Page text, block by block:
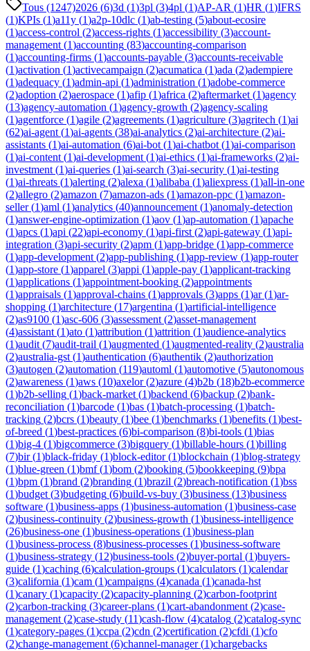
Tous (1247)2026 (6)3d (1)3pl (3)4pl (1)AP-AR (1)HR (1)IFRS
(1)KPIs (1)a11y (1)a2p-10dlc (1)ab-testing (5)about-ecosire
(1)access-control (2)access-rights (1)accessibility (3)account-
management (1)accounting (83)accounting-comparison
(1)accounting-firms (1)accounts-payable (3)accounts-receivable
(1)activation (1)activecampaign (2)acumatica (1)ada (2)adempiere
(1)adequacy (1)admin-api (1)administration (1)adobe-commerce
(2)adoption (2)aerospace (1)afip (1)africa (2)aftermarket (1)agency
(13)agency-automation (1)agency-growth (2)agency-scaling
(1)agentforce (1)agile (2)agreements (1)agriculture (3)agritech (1)ai
(62)ai-agent (1)ai-agents (38)ai-analytics (2)ai-architecture (2)ai-
assistants (1)ai-automation (6)ai-bot (1)ai-chatbot (1)ai-comparison
(1)ai-content (1)ai-development (1)ai-ethics (1)ai-frameworks (2)ai-
investment (1)ai-queries (1)ai-search (3)ai-security (1)ai-testing
(1)ai-threats (1)alerting (2)alexa (1)alibaba (1)aliexpress (1)all-in-one
(2)allegro (2)amazon (7)amazon-ads (1)amazon-ppc (1)amazon-
seller(1)aml (1)analytics (40)announcement (1)anomaly-detection
(1)answer-engine-optimization (1)aov (1)ap-automation (1)apache
(1)apcs (1)api (22)api-economy (1)api-first (2)api-gateway (1)api-
integration (3)api-security (2)apm (1)app-bridge (1)app-commerce
(1)app-development (2)app-publishing (1)app-review (1)app-router
(1)app-store (1)apparel (3)appi (1)apple-pay (1)applicant-tracking
(1)applications (1)appointment-booking (2)appointments
(1)appraisals (1)approval-chains (1)approvals (3)apps (1)ar(1)ar-
shopping (1)architecture (17)argentina (1)artificial-intelligence
(2)as9100 (1)asc-606 (3)assessment (2)asset-management
(4)assistant (1)ato (1)attribution (1)attrition (1)audience-analytics
(1)audit (7)audit-trail (1)augmented (1)augmented-reality (2)australia
(2)australia-gst (1)authentication (6)authentik (2)authorization
(3)autogen (2)automation (119)automl (1)automotive (5)autonomous
(2)awareness (1)aws (10)axelor(2)azure (4)b2b (18)b2b-ecommerce
(1)b2b-selling (1)back-market (1)backend (6)backup (2)bank-
reconciliation (1)barcode (1)bas (1)batch-processing (1)batch-
tracking (2)bcrs (1)beauty (1)bee (1)benchmarks (1)benefits (1)best-
of-breed (1)best-practices (6)bi-comparison (8)bi-tools (1)bias
(1)big-4 (1)bigcommerce (3)bigquery (1)billable-hours (1)billing
(7)bir(1)black-friday (1)block-editor(1)blockchain (1)blog-strategy
(1)blue-green (1)bmf(1)bom (2)booking (5)bookkeeping (9)bpa
(1)bpm (1)brand (2)branding (1)brazil (2)breach-notification (1)bss
(1)budget (3)budgeting (6)build-vs-buy (3)business (13)business
software (1)business-apps (1)business-automation (1)business-case
(2)business-continuity (2)business-growth (1)business-intelligence
(26)business-one (1)business-operations (1)business-plan
(1)business-process (8)business-processes (1)business-software
(1)business-strategy (12)business-tools (2)buyer-portal (1)buyers-
guide (1)caching (6)calculation-groups (1)calculators (1)calendar
(3)california (1)cam (1)campaigns (4)canada (1)canada-hst
(1)canary (1)capacity (2)capacity-planning (2)carbon-footprint
(2)carbon-tracking (3)career-plans (1)cart-abandonment (2)case-
management (2)case-study (11)cash-flow (4)catalog (2)catalog-sync
(1)category-pages (1)ccpa (2)cdn (2)certification (2)cfdi (1)cfo
(2)change-management (6)channel-manager(1)chargebacks